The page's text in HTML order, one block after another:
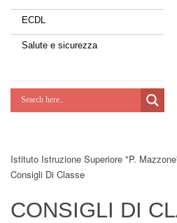
Lab Green
Potenziamoci
ECDL
Salute e sicurezza
Istituto Istruzione Superiore "P.
Consigli Di Classe
CONSIGLI DI